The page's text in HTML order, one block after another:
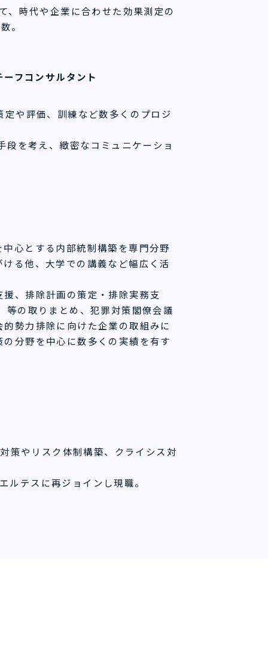
時代や企業に合わせた効果測定の
。
フコンサルタント
や評価、訓練など数多くのプロジ
を考え、緻密なコミュニケーショ
心とする内部統制構築を専門分野
る他、大学での講義など幅広く活
、排除計画の策定・排除実務支
の取りまとめ、犯罪対策閣僚会議
勢力排除に向けた企業の取組みに
分野を中心に数多くの実績を有す
策やリスク体制構築、クライシス対
テスに再ジョインし現職。